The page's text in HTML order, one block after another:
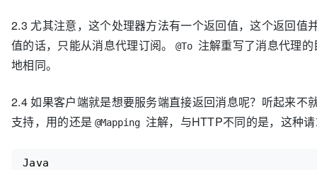
2.3 尤其注意，这个处理器方法有一个返回值，这个返回
值的话，只能从消息代理订阅。
@To 注解重写了消息代理
地相同。
2.4 如果客户端就是想要服务端直接返回消息呢？听起来
支持，用的还是 @Mapping 注解，与HTTP不同的是，这种
Java